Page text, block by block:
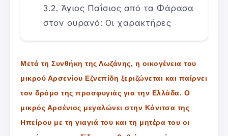
Άγιος Παΐσιος από τα Φάρασα
στον ουρανό: Οι χαρακτήρες
Μετά τη Συνθήκη της Λωζάνης, η οικογένεια του
μικρού Αρσενίου Εζνεπίδη ξεριζώνεται και παίρνει
τον δρόμο της προσφυγιάς για την Ελλάδα. Ο
μικρός Αρσένιος μεγαλώνει στην Κόνιτσα της
Ηπείρου με τη γιαγιά του και τη μητέρα του οι